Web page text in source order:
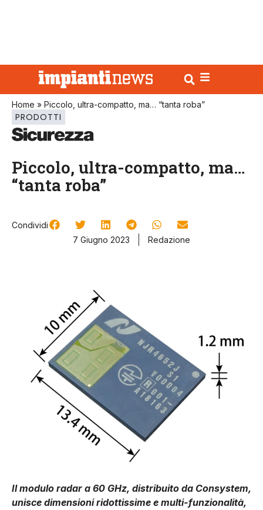
Home » Piccolo, ultra-compatto, ma… “tanta roba”
PRODOTTI
Piccolo, ultra-compatto, ma…
“tanta roba”
Condividi
7 Giugno 2023
Redazione
Il modulo radar a 60 GHz, distribuito da Consystem,
unisce dimensioni ridottissime e multi-funzionalità,